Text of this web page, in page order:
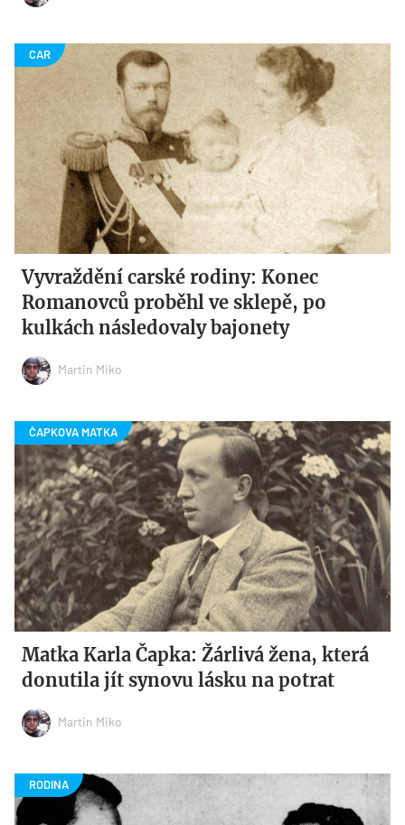
Vyvraždění carské rodiny: Konec
Romanovců proběhl ve sklepě, po
kulkách následovaly bajonety
Martin Miko
Matka Karla Čapka: Žárlivá žena, která
donutila jít synovu lásku na potrat
Martin Miko